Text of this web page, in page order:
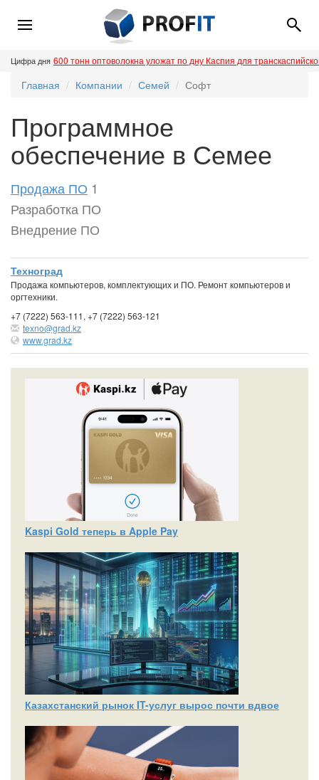
Цифра дня 600 тонн оптоволокна уложат по дну Каспия для
Главная Компании Семей Софт
Программное
обеспечение в Семее
Продажа ПО 1
Разработка ПО
Внедрение ПО
Техноград
Продажа компьютеров, комплектующих и ПО. Ремонт компьютеров и
оргтехники.
+7 (7222) 563-111, +7 (7222) 563-121
texno@grad.kz
www.grad.kz
Kaspi Gold теперь в Apple Pay
Казахстанский рынок IT-услуг вырос почти вдвое